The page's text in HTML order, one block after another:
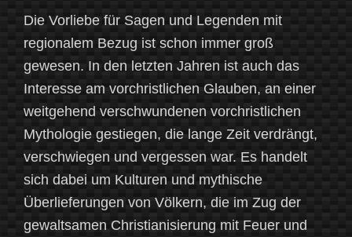
Die Vorliebe für Sagen und Legenden mit
regionalem Bezug ist schon immer groß
gewesen. In den letzten Jahren ist auch das
Interesse am vorchristlichen Glauben, an einer
weitgehend verschwundenen vorchristlichen
Mythologie gestiegen, die lange Zeit verdrängt,
verschwiegen und vergessen war. Es handelt
sich dabei um Kulturen und mythische
Überlieferungen von Völkern, die im Zug der
gewaltsamen Christianisierung mit Feuer und